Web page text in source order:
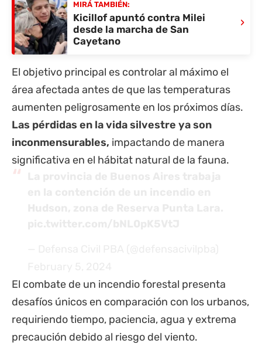
MIRÁ TAMBIÉN:
Kicillof apuntó contra Milei
desde la marcha de San
Cayetano
›
El objetivo principal es controlar al máximo el
área afectada antes de que las temperaturas
aumenten peligrosamente en los próximos días.
Las pérdidas en la vida silvestre ya son
inconmensurables, impactando de manera
significativa en el hábitat natural de la fauna.
El combate de un incendio forestal presenta
desafíos únicos en comparación con los urbanos,
requiriendo tiempo, paciencia, agua y extrema
precaución debido al riesgo del viento.